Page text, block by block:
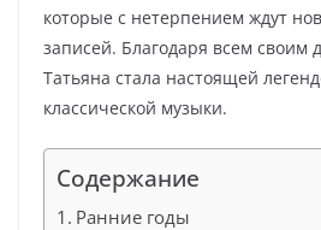
которые с нетерпением ждут
записей. Благодаря всем своим
Татьяна стала настоящей
классической музыки.
Содержание
Ранние годы